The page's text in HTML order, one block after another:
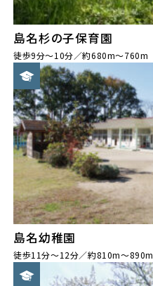
島名杉の子保育園
徒歩9分～10分／約680m～760m
島名幼稚園
徒歩11分～12分／約810m～890m